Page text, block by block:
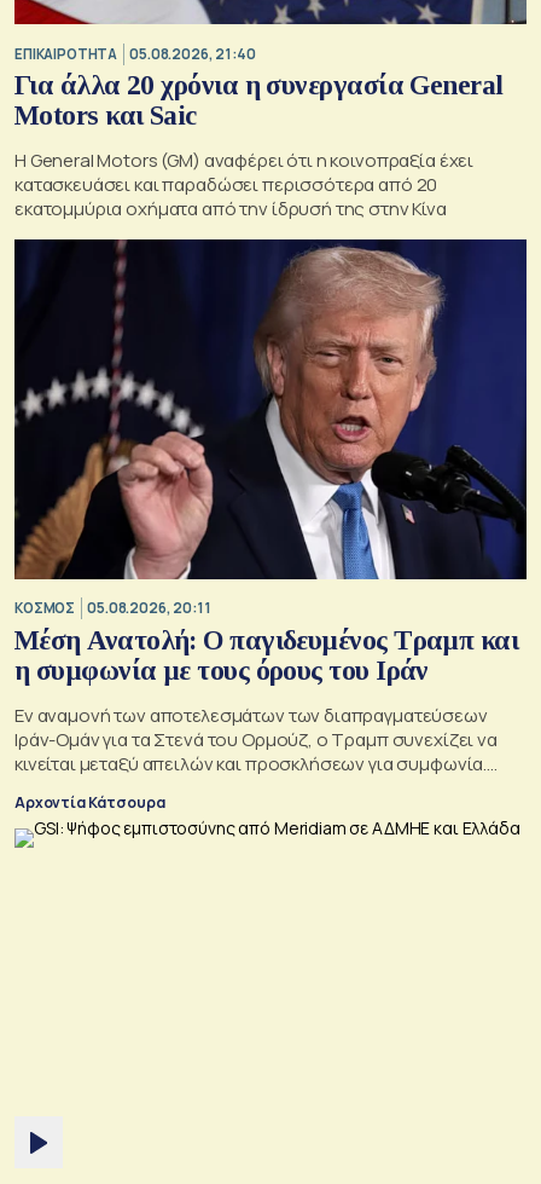
ΕΠΙΚΑΙΡΟΤΗΤΑ 05.08.2026, 21:40
Για άλλα 20 χρόνια η συνεργασία General
Motors και Saic
Η General Motors (GM) αναφέρει ότι η κοινοπραξία έχει
κατασκευάσει και παραδώσει περισσότερα από 20
εκατομμύρια οχήματα από την ίδρυσή της στην Κίνα
ΚΟΣΜΟΣ 05.08.2026, 20:11
Μέση Ανατολή: Ο παγιδευμένος Τραμπ και
η συμφωνία με τους όρους του Ιράν
Εν αναμονή των αποτελεσμάτων των διαπραγματεύσεων
Ιράν-Ομάν για τα Στενά του Ορμούζ, ο Τραμπ συνεχίζει να
κινείται μεταξύ απειλών και προσκλήσεων για συμφωνία.
Μουσκάτ και Τεχεράνη.
Αρχοντία Κάτσουρα